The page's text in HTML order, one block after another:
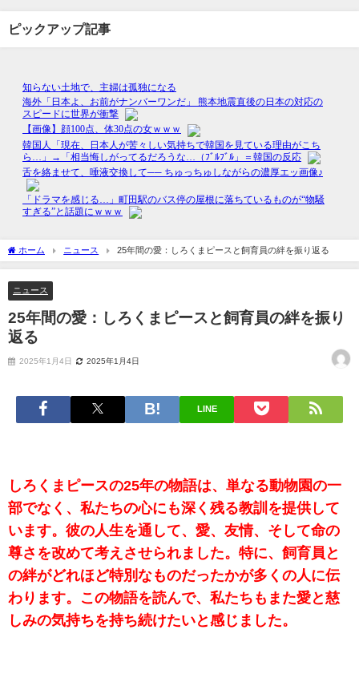
ピックアップ記事
ホーム ニュース 25年間の愛：しろくまピースと飼育員の絆を振り返る
ニュース
25年間の愛：しろくまピースと飼育員の絆を振り
返る
2025年1月4日 2025年1月4日
LINE
しろくまピースの25年の物語は、単なる動物園の一
部でなく、私たちの心にも深く残る教訓を提供して
います。彼の人生を通して、愛、友情、そして命の
尊さを改めて考えさせられました。特に、飼育員と
の絆がどれほど特別なものだったかが多くの人に伝
わります。この物語を読んで、私たちもまた愛と慈
しみの気持ちを持ち続けたいと感じました。